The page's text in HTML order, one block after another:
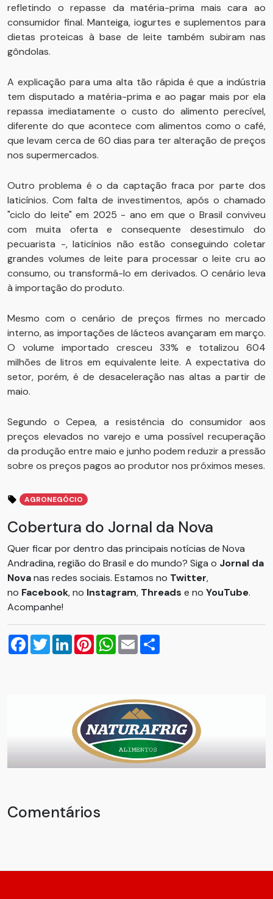
refletindo o repasse da matéria-prima mais cara ao
consumidor final. Manteiga, iogurtes e suplementos para
dietas proteicas à base de leite também subiram nas
gôndolas.
A explicação para uma alta tão rápida é que a indústria
tem disputado a matéria-prima e ao pagar mais por ela
repassa imediatamente o custo do alimento perecível,
diferente do que acontece com alimentos como o café,
que levam cerca de 60 dias para ter alteração de preços
nos supermercados.
Outro problema é o da captação fraca por parte dos
laticínios. Com falta de investimentos, após o chamado
"ciclo do leite" em 2025 - ano em que o Brasil conviveu
com muita oferta e consequente desestimulo do
pecuarista -, laticínios não estão conseguindo coletar
grandes volumes de leite para processar o leite cru ao
consumo, ou transformá-lo em derivados. O cenário leva
à importação do produto.
Mesmo com o cenário de preços firmes no mercado
interno, as importações de lácteos avançaram em março.
O volume importado cresceu 33% e totalizou 604
milhões de litros em equivalente leite. A expectativa do
setor, porém, é de desaceleração nas altas a partir de
maio.
Segundo o Cepea, a resistência do consumidor aos
preços elevados no varejo e uma possível recuperação
da produção entre maio e junho podem reduzir a pressão
sobre os preços pagos ao produtor nos próximos meses.
AGRONEGÓCIO
Cobertura do Jornal da Nova
Quer ficar por dentro das principais notícias de Nova
Andradina, região do Brasil e do mundo? Siga o Jornal da
Novanas redes sociais. Estamos no Twitter,
no Facebook, no Instagram, Threads e no YouTube.
Acompanhe!
Facebook
TwitterLinkedInPinterestWhatsApp
Email
Comentários